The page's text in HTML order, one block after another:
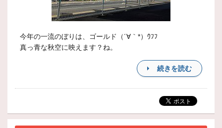
今年の一流のぼりは、ゴールド（´∀｀*）ｳﾌﾌ
真っ青な秋空に映えます？ね。
続きを読む